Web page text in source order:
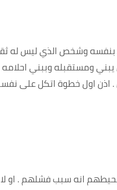
وشخص الذي ليس له
ان يبني ومستقبله وببني
اذن اول خطوة اتكل على
انه سبب فشلهم . او